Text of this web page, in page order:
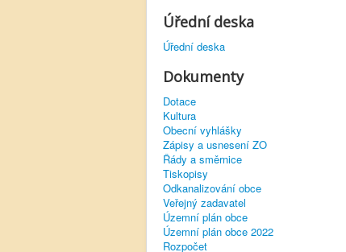
Úřední deska
Úřední deska
Dokumenty
Dotace
Kultura
Obecní vyhlášky
Zápisy a usnesení ZO
Řády a směrnice
Tiskopisy
Odkanalizování obce
Veřejný zadavatel
Územní plán obce
Územní plán obce 2022
Rozpočet